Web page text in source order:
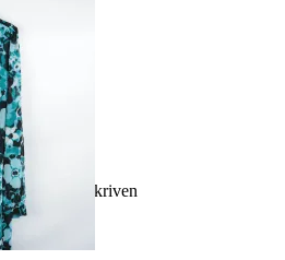
är som beskriven